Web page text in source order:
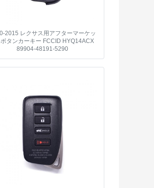
2015 レクサス用アフターマーケッ
ボタンカーキー FCCID HYQ14ACX
89904-48191-5290